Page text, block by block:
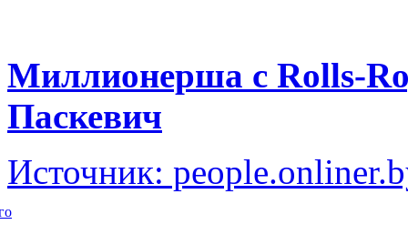
Миллионерша с Rolls-
Паскевич
Источник: